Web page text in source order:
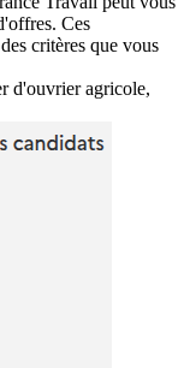
Ces
critères que vous
d'ouvrier agricole,